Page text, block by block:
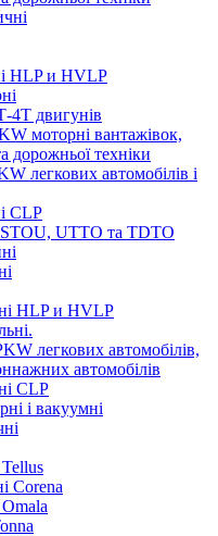
HLP и HVLP
4Т двигунів
моторні вантажівок,
дорожньої техніки
легкових автомобілів і
CLP
STOU, UTTO та TDTO
HLP и HVLP
легкових автомобілів,
автомобілів
CLP
і вакуумні
Tellus
Corena